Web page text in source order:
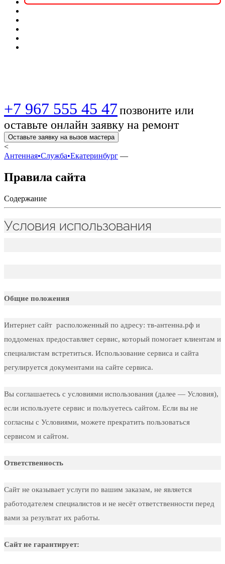
+7 967 555 45 47позвоните или
оставьте онлайн заявку на ремонт
Оставьте заявку на вызов мастера
<
Антенная•Служба•Екатеринбург —
Правила сайта
Содержание
​Условия использования
Общие положения
Интернет сайт расположенный по адресу: тв-антенна.рф и
поддоменах предоставляет сервис, который помогает клиентам и
специалистам встретиться. Использование сервиса и сайта
регулируется документами на сайте сервиса.
Bы соглашаетесь с условиями использования (далее — Условия),
если используете сервис и пользуетесь сайтом. Если вы не
согласны с Условиями, можете прекратить пользоваться
сервисом и сайтом.
Ответственность
Сайт не оказывает услуги по вашим заказам, не является
работодателем специалистов и не несёт ответственности перед
вами за результат их работы.
Сайт не гарантирует: